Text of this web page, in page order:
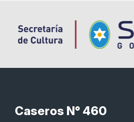
Caseros N° 460